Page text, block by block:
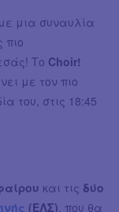
μια συναυλία
πιο
Το Choir!
με τον πιο
του, στις 18:45
και τις δύο
(ΕΛΣ) , που θα